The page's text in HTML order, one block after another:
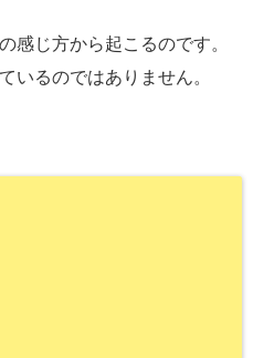
感じ方から起こるのです。
いるのではありません。